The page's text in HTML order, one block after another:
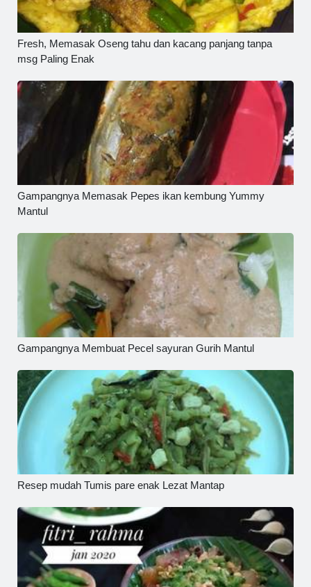
Fresh, Memasak Oseng tahu dan kacang panjang tanpa
msg Paling Enak
Gampangnya Memasak Pepes ikan kembung Yummy
Mantul
Gampangnya Membuat Pecel sayuran Gurih Mantul
Resep mudah Tumis pare enak Lezat Mantap